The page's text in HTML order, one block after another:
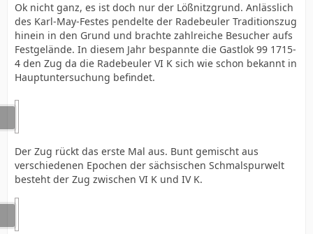
Ok nicht ganz, es ist doch nur der Lößnitzgrund. Anlässlich
des Karl-May-Festes pendelte der Radebeuler Traditionszug
hinein in den Grund und brachte zahlreiche Besucher aufs
Festgelände. In diesem Jahr bespannte die Gastlok 99 1715-
4 den Zug da die Radebeuler VI K sich wie schon bekannt in
Hauptuntersuchung befindet.
Der Zug rückt das erste Mal aus. Bunt gemischt aus
verschiedenen Epochen der sächsischen Schmalspurwelt
besteht der Zug zwischen VI K und IV K.